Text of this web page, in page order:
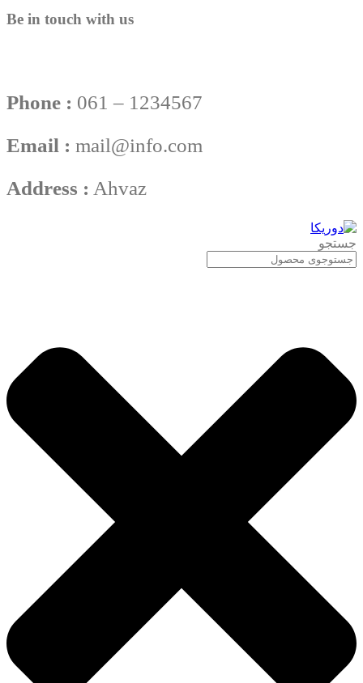
Be in touch with us
Phone : 061 – 1234567
Email : mail@info.com
Address : Ahvaz
جستجو